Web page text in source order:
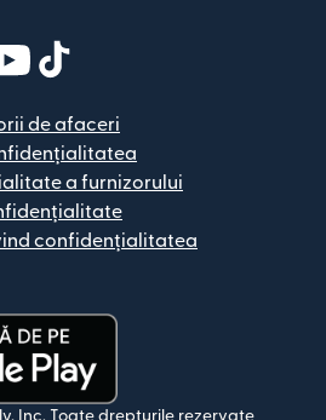
fereastră nouă)
într-o fereastră nouă)
într-o fereastră nouă)
deschide într-o fereastră nouă)
(se deschide într-o fereastră
de afaceri
a furnizorului
confidențialitatea
Inc. Toate drepturile rezervate